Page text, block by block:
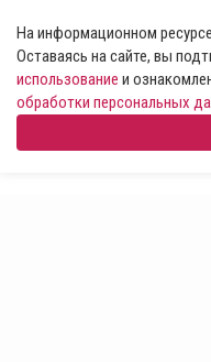
На информационном
Оставаясь на сайте, вы
использование и
обработки персональных